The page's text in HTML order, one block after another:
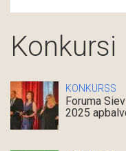
Konkursi
KONKURSS
Foruma
2025